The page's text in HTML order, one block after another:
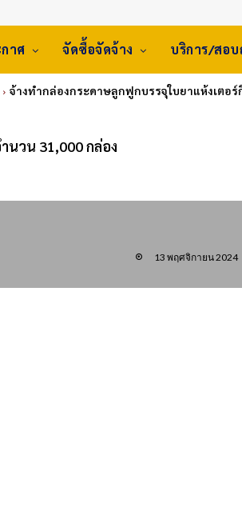
าศ จัดซื้อจัดจ้าง บริการ/สอบ
จ้างทำกล่องกระดาษลูกฟูกบรรจุใบยาแห้งเตอร์
นวน 31,000 กล่อง
13 พฤศจิกายน 2024